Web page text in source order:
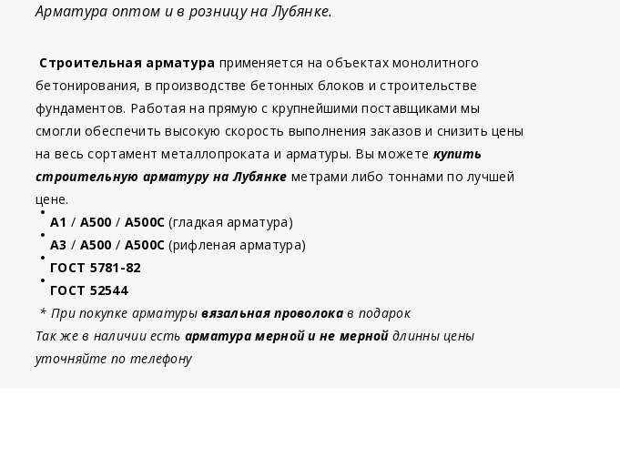
Арматура оптом и в розницу на Лубянке.
Строительная арматура применяется на объектах монолитного
бетонирования, в производстве бетонных блоков и строительстве
фундаментов. Работая на прямую с крупнейшими поставщиками мы
смогли обеспечить высокую скорость выполнения заказов и снизить цены
на весь сортамент металлопроката и арматуры. Вы можете купить
строительную арматуру на Лубянке метрами либо тоннами по лучшей
цене.
А1 / А500 / А500С (гладкая арматура)
А3 / А500 / А500С (рифленая арматура)
ГОСТ 5781-82
ГОСТ 52544
* При покупке арматурывязальная проволокав подарок
Так же в наличии есть арматура мерной и не мернойдлинны цены
уточняйте по телефону